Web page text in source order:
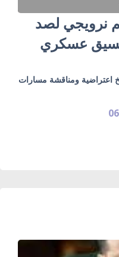
نرويجي لصد
عسكري
اعتراضية ومناقشة مسارات